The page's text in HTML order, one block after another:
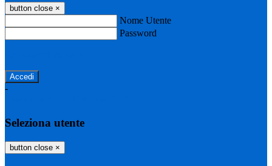
button close ×
Nome Utente
Password
-
Seleziona utente
button close ×